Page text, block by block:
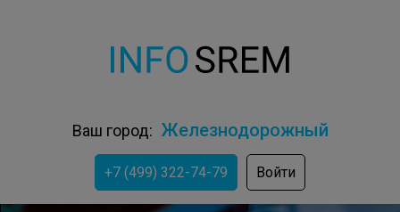
Ваш город: Железнодорожный
+7 (499) 322-74-79 Войти